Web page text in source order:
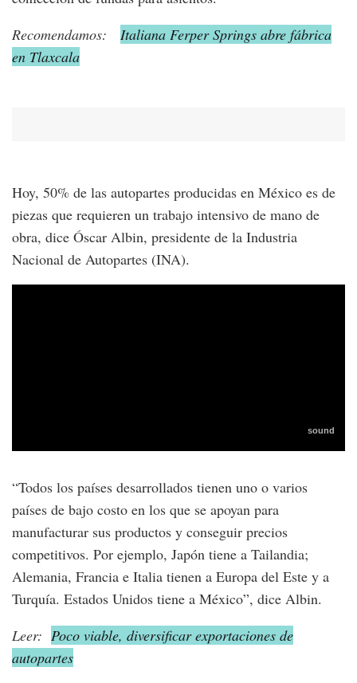
Recomendamos:
Italiana Ferper Springs abre fábrica
en Tlaxcala
Hoy, 50% de las autopartes producidas en México es de
piezas que requieren un trabajo intensivo de mano de
obra, dice Óscar Albin, presidente de la Industria
Nacional de Autopartes (INA).
“Todos los países desarrollados tienen uno o varios
países de bajo costo en los que se apoyan para
manufacturar sus productos y conseguir precios
competitivos. Por ejemplo, Japón tiene a Tailandia;
Alemania, Francia e Italia tienen a Europa del Este y a
Turquía. Estados Unidos tiene a México”, dice Albin.
Leer: Poco viable, diversificar exportaciones de
autopartes